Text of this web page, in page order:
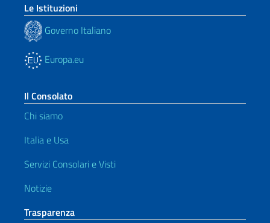
Le Istituzioni
Governo Italiano
Europa.eu
Il Consolato
Chi siamo
Italia e Usa
Servizi Consolari e Visti
Notizie
Trasparenza